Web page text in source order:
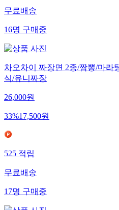
무료배송
16명구매중
차오차이 짜장면 2종/짬뽕/마라
식/유니짜장
26,000원
33%17,500원
525적립
무료배송
17명구매중